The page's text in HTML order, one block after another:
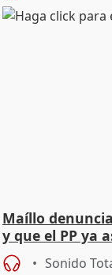
Maíllo
y que el PP ya
Sonido